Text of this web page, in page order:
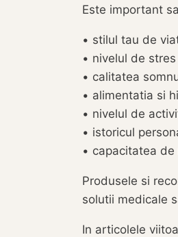
Este important
• stilul tau de
• nivelul de
• calitatea
• alimentatia si
• nivelul de
• istoricul
• capacitatea
Produsele si
solutii medicale
In articolele